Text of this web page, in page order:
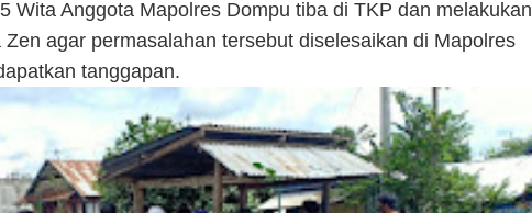
Wita Anggota Mapolres Dompu tiba di TKP dan melakukan
agar permasalahan tersebut diselesaikan di Mapolres
tanggapan.